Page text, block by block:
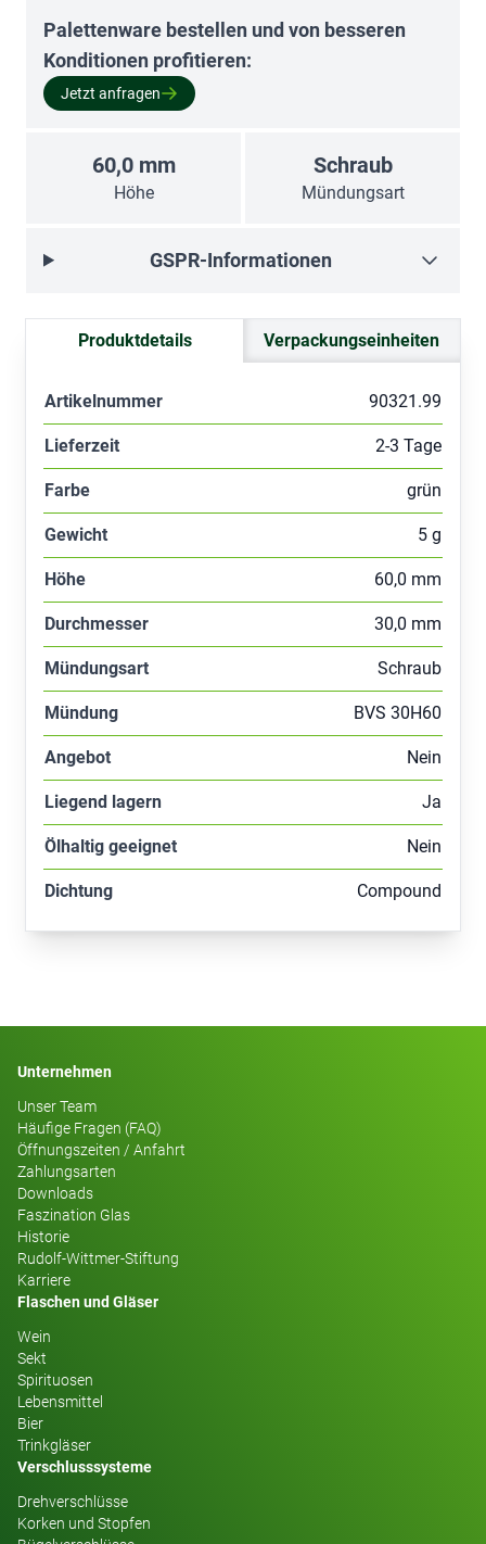
Palettenware bestellen und von besseren
Konditionen profitieren:
Jetzt anfragen
60,0 mm
Höhe
Schraub
Mündungsart
GSPR-Informationen
Produktdetails Verpackungseinheiten
Artikelnummer 90321.99
Lieferzeit 2-3 Tage
Farbe grün
Gewicht 5 g
Höhe 60,0 mm
Durchmesser 30,0 mm
Mündungsart Schraub
Mündung BVS 30H60
Angebot Nein
Liegend lagern Ja
Ölhaltig geeignet Nein
Dichtung Compound
Unternehmen
Unser Team
Häufige Fragen (FAQ)
Öffnungszeiten / Anfahrt
Zahlungsarten
Downloads
Faszination Glas
Historie
Rudolf-Wittmer-Stiftung
Karriere
Flaschen und Gläser
Wein
Sekt
Spirituosen
Lebensmittel
Bier
Trinkgläser
Verschlusssysteme
Drehverschlüsse
Korken und Stopfen